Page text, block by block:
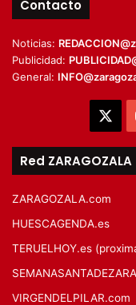
Contacto
Noticias:
Publicidad:
General:
Red ZARAGOZALA
ZARAGOZALA.com
HUESCAGENDA.es
TERUELHOY.es
VIRGENDELPILAR.com